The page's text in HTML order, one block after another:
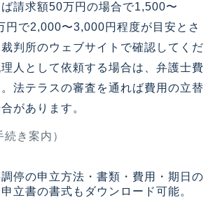
請求額50万円の場合で1,500〜
円で2,000〜3,000円程度が目安とさ
判所のウェブサイトで確認してくだ
人として依頼する場合は、弁護士費
法テラスの審査を通れば費用の立替
があります。
き案内）
停の申立方法・書類・費用・期日の
立書の書式もダウンロード可能。